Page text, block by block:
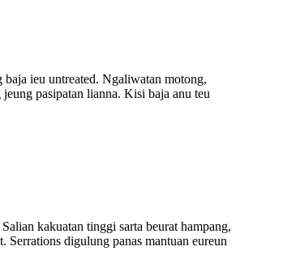
ieu untreated. Ngaliwatan motong,
pasipatan lianna. Kisi baja anu teu
kakuatan tinggi sarta beurat hampang,
Serrations digulung panas mantuan eureun